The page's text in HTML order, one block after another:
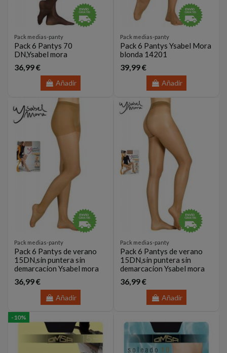
Pack medias-panty
Pack 6 Pantys 70
DN,Ysabel mora
36,99 €
Añadir
Pack medias-panty
Pack 6 Pantys Ysabel Mora
blonda 14201
39,99 €
Añadir
Pack medias-panty
Pack 6 Pantys de verano
15DN,sin puntera sin
demarcacion Ysabel mora
36,99 €
Añadir
Pack medias-panty
Pack 6 Pantys de verano
15DN,sin puntera sin
demarcacion Ysabel mora
36,99 €
Añadir
-10%